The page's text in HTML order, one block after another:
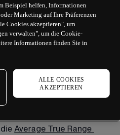
ist auf jeder gängigen
und hat zwei
Indikators wird
Dieser Wert wird über so
unter „Perioden“
Average True Range
Beispiel helfen, Informationen
Marketing auf Ihre Präferenzen
Cookies akzeptieren", um
verwalten", um die Cookie-
Informationen finden Sie in
ALLE COOKIES
AKZEPTIEREN